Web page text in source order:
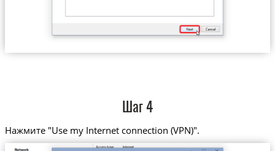
Шаг 4
Нажмите "Use my Internet connection (VPN)".